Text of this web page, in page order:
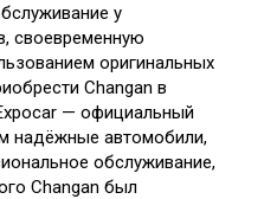
у
своевременную
оригинальных
Changan в
— официальный
надёжные автомобили,
обслуживание,
Changan был